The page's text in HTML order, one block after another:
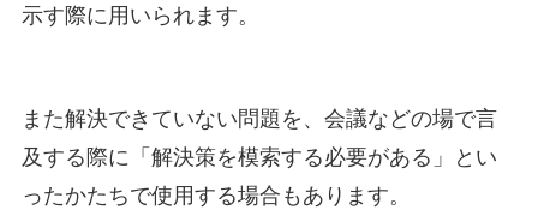
示す際に用いられます。
また解決できていない問題を、会議などの場で言
及する際に「解決策を模索する必要がある」とい
ったかたちで使用する場合もあります。